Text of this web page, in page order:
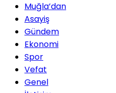
Muğla’dan
Asayiş
Gündem
Ekonomi
Spor
Vefat
Genel